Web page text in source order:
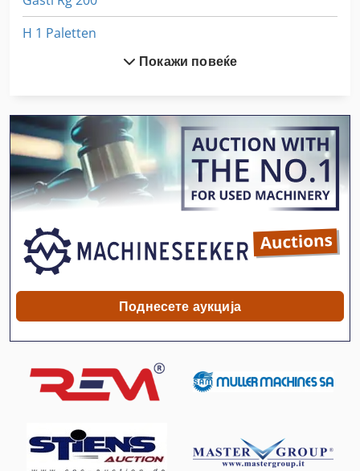
H 1 Paletten
Lz 300
Off-Road Автомобили
Rlu 210
Stavostroj Vp 200
Tur 560
V-Појас
Дилери На Брегвилиери
Мало Еднорог 3
Машина За Висина Од 200 Мм
Покажи повеќе
Поднесете аукција